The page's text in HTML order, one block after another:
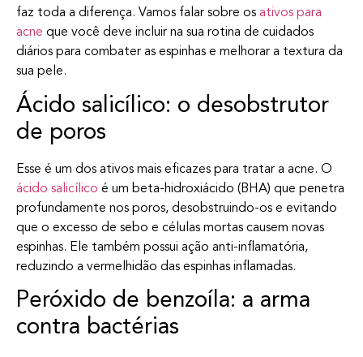
faz toda a diferença. Vamos falar sobre os ativos para
acne que você deve incluir na sua rotina de cuidados
diários para combater as espinhas e melhorar a textura da
sua pele.
Ácido salicílico: o desobstrutor
de poros
Esse é um dos ativos mais eficazes para tratar a acne. O
ácido salicílico é um beta-hidroxiácido (BHA) que penetra
profundamente nos poros, desobstruindo-os e evitando
que o excesso de sebo e células mortas causem novas
espinhas. Ele também possui ação anti-inflamatória,
reduzindo a vermelhidão das espinhas inflamadas.
Peróxido de benzoíla: a arma
contra bactérias